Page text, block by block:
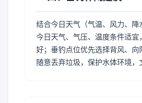
结合今日天气（气温、风力、降
今日天气、气压、温度条件适
好；垂钓点位优先选择背风、
随意丢弃垃圾，保护水体环境，